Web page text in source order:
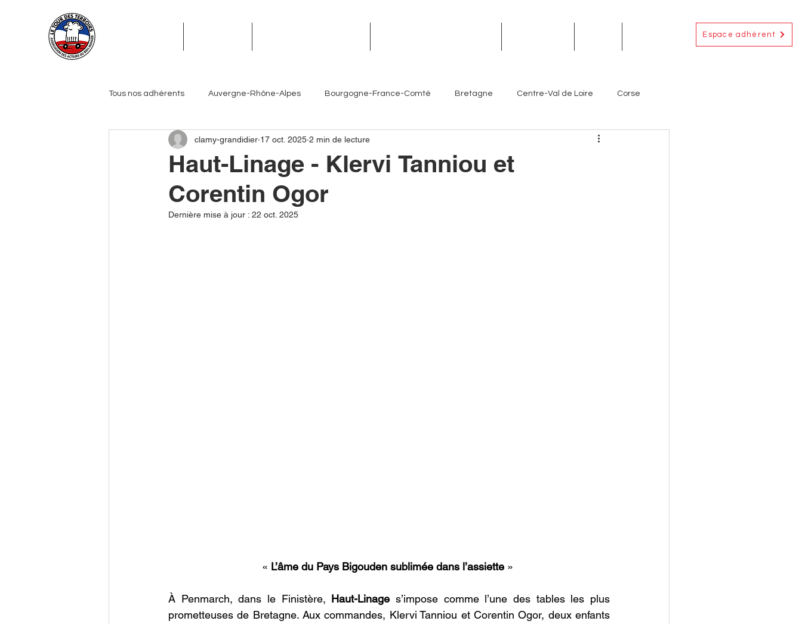
Espace adhérent
Tous nos adhérents Auvergne-Rhône-Alpes Bourgogne-France-Comté Bretagne Centre-Val de Loire Corse
Grand Est Hauts-de-France Île-de-France Normandie Outre-Mer
Pays de la Loire Provence-Alpes- Côte d'Azur
Haut-Linage - Klervi Tanniou et
Corentin Ogor
clamy-grandidier 17 oct. 2025 2 min de lecture
Dernière mise à jour : 22 oct. 2025
« L’âme du Pays Bigouden sublimée dans l’assiette »
À Penmarch, dans le Finistère, Haut-Linage s’impose comme l’une des tables les plus
prometteuses de Bretagne. Aux commandes, Klervi Tanniou et Corentin Ogor, deux enfants